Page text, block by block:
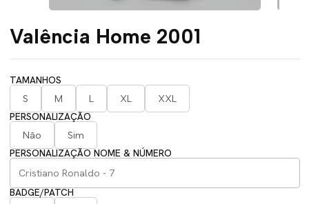
Valência Home 2001
TAMANHOS
S
M L XL
XXL
PERSONALIZAÇÃO
Não
Sim
PERSONALIZAÇÃO NOME & NÚMERO
BADGE/PATCH